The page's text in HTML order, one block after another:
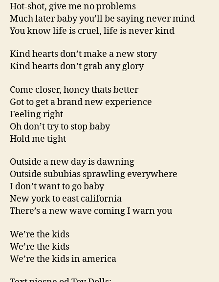
Hot-shot, give me no problems
Much later baby you’ll be saying never mind
You know life is cruel, life is never kind
Kind hearts don’t make a new story
Kind hearts don’t grab any glory
Come closer, honey thats better
Got to get a brand new experience
Feeling right
Oh don’t try to stop baby
Hold me tight
Outside a new day is dawning
Outside sububias sprawling everywhere
I don’t want to go baby
New york to east california
There’s a new wave coming I warn you
We’re the kids
We’re the kids
We’re the kids in america